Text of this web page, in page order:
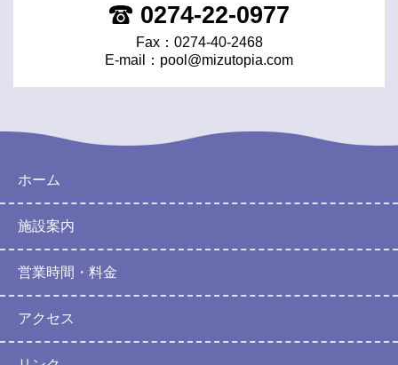
0274-22-0977
Fax：0274-40-2468
E-mail： pool@mizutopia.com
ホーム
施設案内
営業時間・料金
アクセス